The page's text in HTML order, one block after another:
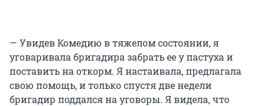
— Увидев Комедию в тяжелом состоянии, я
уговаривала бригадира забрать ее у пастуха и
поставить на откорм. Я настаивала, предлагала
свою помощь, и только спустя две недели
бригадир поддался на уговоры. Я видела, что